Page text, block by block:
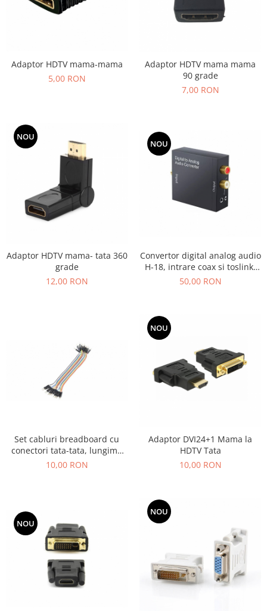
Adaptor HDTV mama-mama
5,00 RON
Adaptor HDTV mama mama
90 grade
7,00 RON
NOU
Adaptor HDTV mama- tata 360
grade
12,00 RON
NOU
Convertor digital analog audio
H-18, intrare coax si toslink,
iesire coax L/R si AUX
50,00 RON
Set cabluri breadboard cu
conectori tata-tata, lungime
10cm, set 40 fire colorate
10,00 RON
NOU
Adaptor DVI24+1 Mama la
HDTV Tata
10,00 RON
NOU
NOU